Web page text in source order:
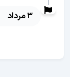
3 مرداد